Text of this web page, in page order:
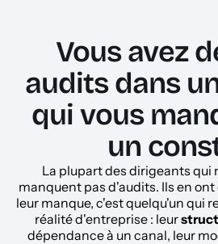
Vous avez
audits dans
qui vous
un
La plupart des dirigeants qui
manquent pas d'audits. Ils en ont
leur manque, c'est quelqu'un qui
réalité d'entreprise : leur
dépendance à un canal, leur